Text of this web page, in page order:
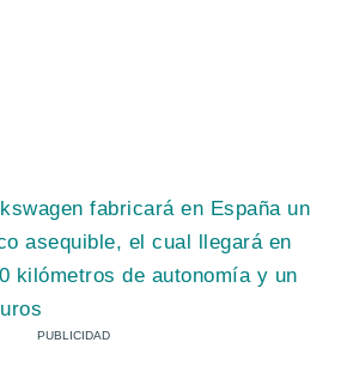
fabricará en España un
asequible, el cual llegará en
kilómetros de autonomía y un